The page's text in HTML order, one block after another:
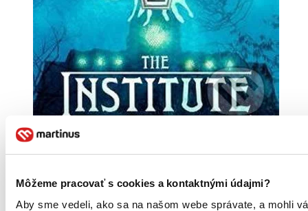
Môžeme pracovať s cookies a kontaktnými údajmi?
Aby sme vedeli, ako sa na našom webe správate, a mohli
Brožovaná väzba
Angličtina, 2020
Tento produkt je na objednávku a jeho dodanie môže trvať aj
viac ako 30 dní. Urobíme však všetko pre to, aby sme vašu
objednávku odoslali čo najskôr a o jej ceste vás budeme včas